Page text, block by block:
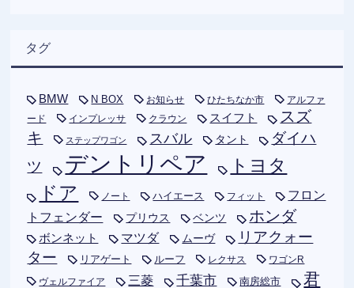
タグ
BMW N BOX お知らせ ひたちなか市
アルファ
ード
インプレッサ クラウン スイフト
スズ
キ
ステップワゴン スバル タント
ダイハ
ツ
デントリペア
トヨタ
ドア
ノート ハイエース フィット
フロン
トフェンダー
プリウス ベンツ ホンダ
ボンネット マツダ ムーヴ
リアクォー
ター
リアゲート ルーフ レクサス ワゴンR
ヴェルファイア 三菱 千葉市 南房総市 君